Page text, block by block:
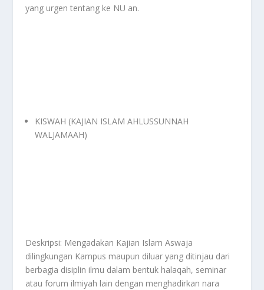
yang urgen tentang ke NU an.
KISWAH (KAJIAN ISLAM AHLUSSUNNAH
WALJAMAAH)
Deskripsi: Mengadakan Kajian Islam Aswaja
dilingkungan Kampus maupun diluar yang ditinjau dari
berbagia disiplin ilmu dalam bentuk halaqah, seminar
atau forum ilmiyah lain dengan menghadirkan nara